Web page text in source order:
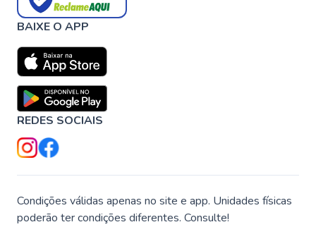
BAIXE O APP
REDES SOCIAIS
Condições válidas apenas no site e app. Unidades físicas
poderão ter condições diferentes. Consulte!